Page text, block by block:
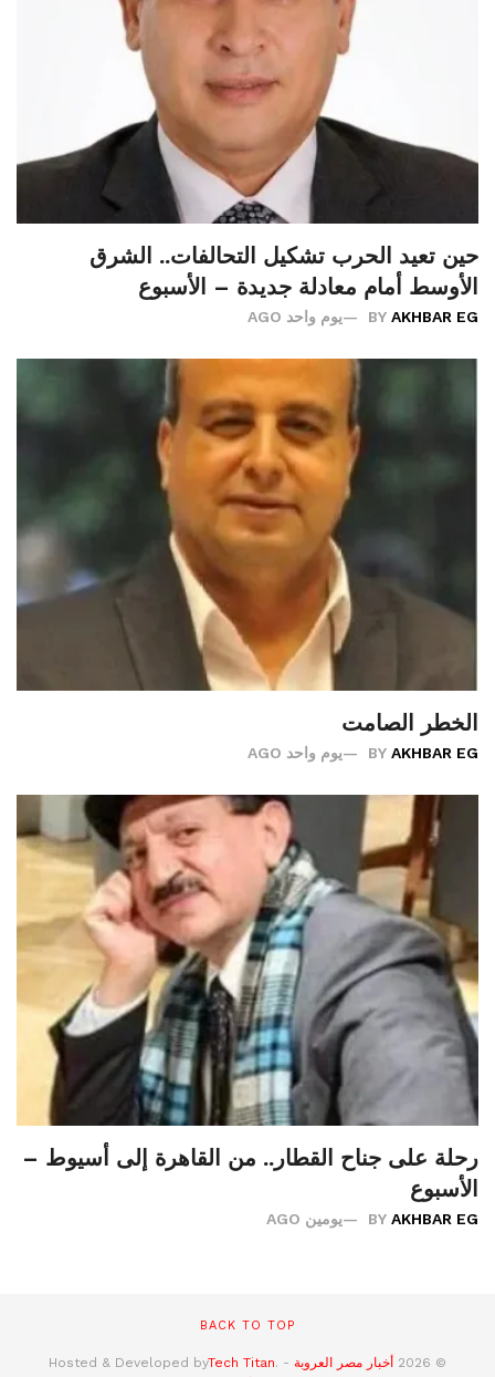
حين تعيد الحرب تشكيل التحالفات.. الشرق
الأوسط أمام معادلة جديدة – الأسبوع
BY AKHBAR EG يوم واحد AGO
الخطر الصامت
BY AKHBAR EG يوم واحد AGO
رحلة على جناح القطار.. من القاهرة إلى أسيوط –
الأسبوع
BY AKHBAR EG يومين AGO
BACK TO TOP
© 2026 أخبار مصر العروبة - Hosted & Developed by
Tech Titan.